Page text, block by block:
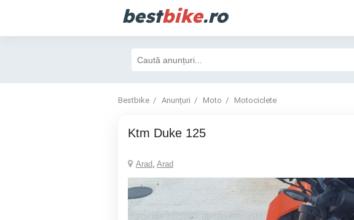
bestbike.ro
Bestbike Anunțuri Moto Motociclete
Ktm Duke 125
Arad, Arad